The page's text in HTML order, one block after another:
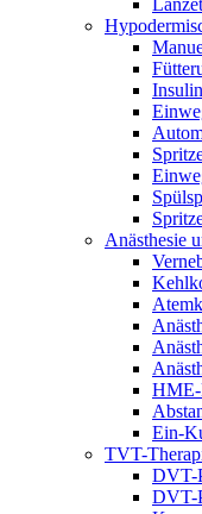
Anästhesie
Ein-
TVT-
DVT-
DVT-